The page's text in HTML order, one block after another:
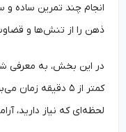
انجام چند تمرین ساده و
ذهن را از تنش‌ها و
در این بخش، به معرفی شش
کمتر از ۵ دقیقه زمان
لحظه‌ای که نیاز دارید،